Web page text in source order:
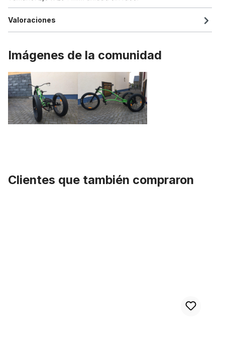
Valoraciones
Imágenes de la comunidad
Clientes que también compraron